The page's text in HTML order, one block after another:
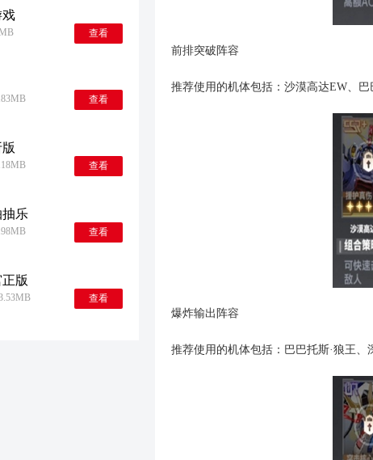
戏
查看
查看
查看
乐
查看
版
查看
前排突破阵容
推荐使用的机体包括：沙漠高达EW、巴
爆炸输出阵容
推荐使用的机体包括：巴巴托斯·狼王、